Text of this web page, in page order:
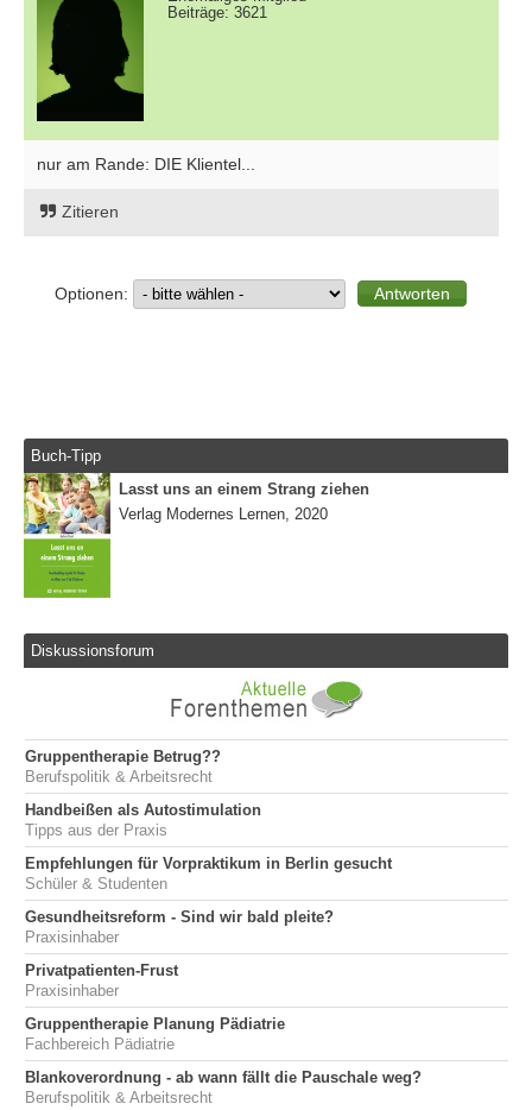
Beiträge: 3621
nur am Rande: DIE Klientel...
Zitieren
Optionen:
Buch-Tipp
Lasst uns an einem Strang ziehen
Verlag Modernes Lernen, 2020
Diskussionsforum
Gruppentherapie Betrug??
Berufspolitik & Arbeitsrecht
Handbeißen als Autostimulation
Tipps aus der Praxis
Empfehlungen für Vorpraktikum in Berlin gesucht
Schüler & Studenten
Gesundheitsreform - Sind wir bald pleite?
Praxisinhaber
Privatpatienten-Frust
Praxisinhaber
Gruppentherapie Planung Pädiatrie
Fachbereich Pädiatrie
Blankoverordnung - ab wann fällt die Pauschale weg?
Berufspolitik & Arbeitsrecht